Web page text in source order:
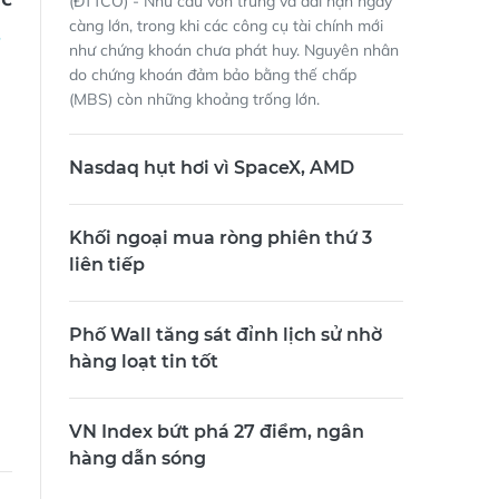
(ĐTTCO) - Nhu cầu vốn trung và dài hạn ngày
càng lớn, trong khi các công cụ tài chính mới
như chứng khoán chưa phát huy. Nguyên nhân
do chứng khoán đảm bảo bằng thế chấp
(MBS) còn những khoảng trống lớn.
Nasdaq hụt hơi vì SpaceX, AMD
Khối ngoại mua ròng phiên thứ 3
liên tiếp
Phố Wall tăng sát đỉnh lịch sử nhờ
hàng loạt tin tốt
VN Index bứt phá 27 điểm, ngân
hàng dẫn sóng